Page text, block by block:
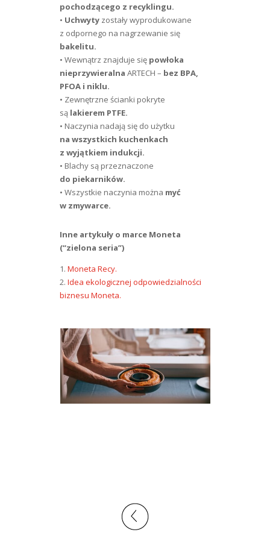
pochodzącego z recyklingu.
• Uchwytyzostały wyprodukowane
z odpornego na nagrzewanie się
bakelitu.
• Wewnątrz znajduje się powłoka
nieprzywieralna ARTECH – bez BPA,
PFOA i niklu.
• Zewnętrzne ścianki pokryte
są lakierem PTFE.
• Naczynia nadają się do użytku
na wszystkich kuchenkach
z wyjątkiem indukcji.
• Blachy są przeznaczone
do piekarników.
• Wszystkie naczynia można myć
w zmywarce.
Inne artykuły o marce Moneta
(“zielona seria”)
1. Moneta Recy.
2. Idea ekologicznej odpowiedzialności
biznesu Moneta.